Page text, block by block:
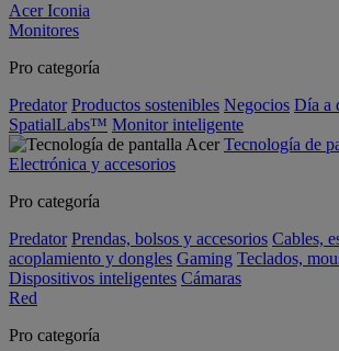
Acer Iconia
Monitores
Pro categoría
Predator Productos sostenibles Negocios Día a
SpatialLabs™ Monitor inteligente
Tecnología de
Electrónica y accesorios
Pro categoría
Predator Prendas, bolsos y accesorios Cables,
acoplamiento y dongles Gaming Teclados,
Dispositivos inteligentes Cámaras
Red
Pro categoría